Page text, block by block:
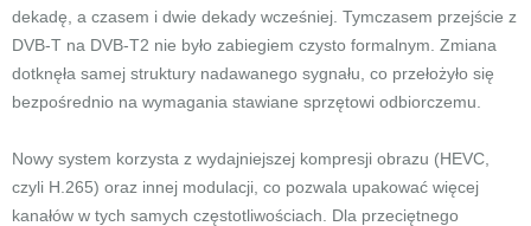
dekadę, a czasem i dwie dekady wcześniej. Tymczasem przejście z
DVB-T na DVB-T2 nie było zabiegiem czysto formalnym. Zmiana
dotknęła samej struktury nadawanego sygnału, co przełożyło się
bezpośrednio na wymagania stawiane sprzętowi odbiorczemu.
Nowy system korzysta z wydajniejszej kompresji obrazu (HEVC,
czyli H.265) oraz innej modulacji, co pozwala upakować więcej
kanałów w tych samych częstotliwościach. Dla przeciętnego